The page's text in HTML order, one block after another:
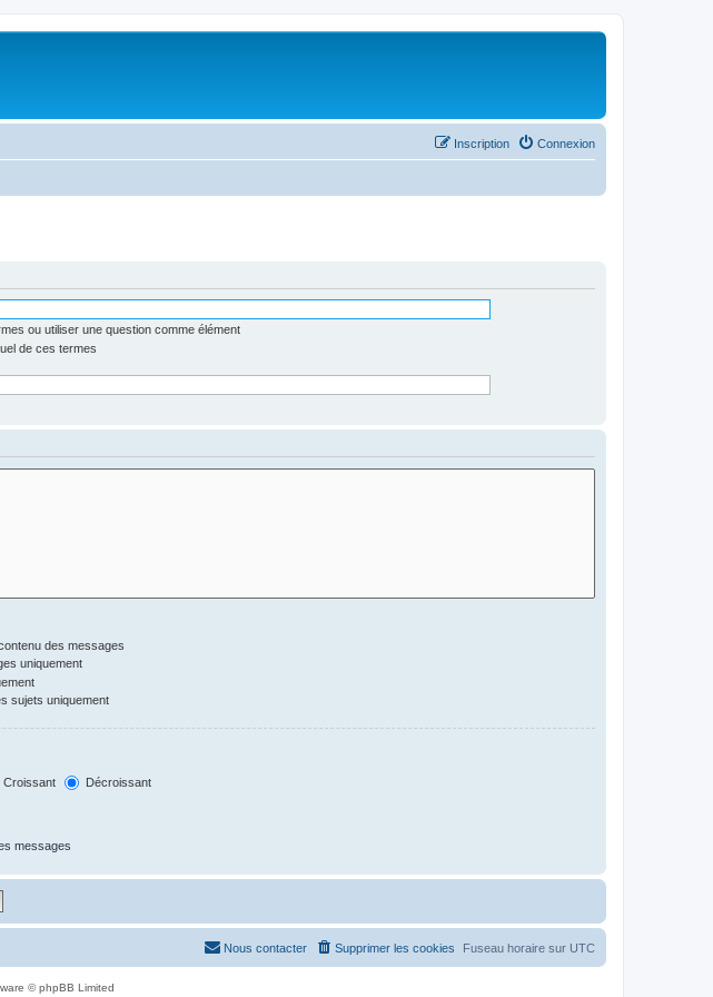
Connexion
Inscription
ou utiliser une question comme élément
de ces termes
des messages
uniquement
sujets uniquement
Croissant Décroissant
messages
Fuseau horaire sur UTC
Supprimer les cookies
Nous contacter
© phpBB Limited